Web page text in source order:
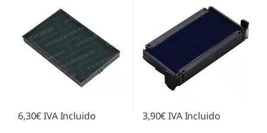
6,30€IVA Incluido 3,90€IVA Incluido